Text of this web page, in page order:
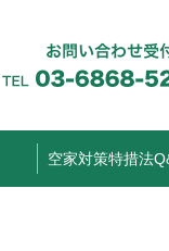
空家対策特措法